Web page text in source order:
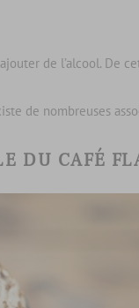
de l’alcool. De
de nombreuses
DU CAFÉ